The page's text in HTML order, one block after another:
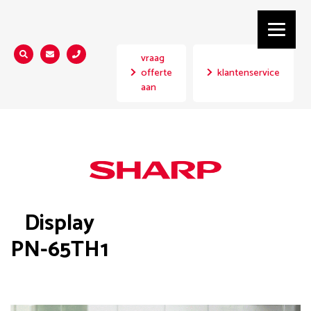
Zoeken...
vraag
offerte
aan
klantenservice
Display
PN-65TH1